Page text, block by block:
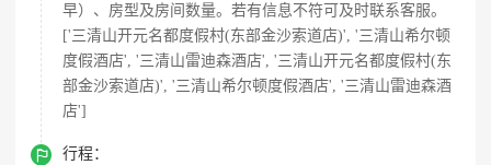
早）、房型及房间数量。若有信息不符可及时联系客服。
['三清山开元名都度假村(东部金沙索道店)', '三清山希尔顿
度假酒店', '三清山雷迪森酒店', '三清山开元名都度假村(东
部金沙索道店)', '三清山希尔顿度假酒店', '三清山雷迪森酒
店']
 行程：